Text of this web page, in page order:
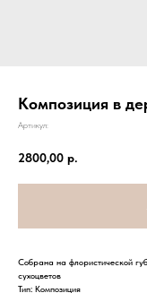
Композиция в
Артикул:
2800,00 р.
Собрана на флористической
сухоцветов
Тип: Композиция